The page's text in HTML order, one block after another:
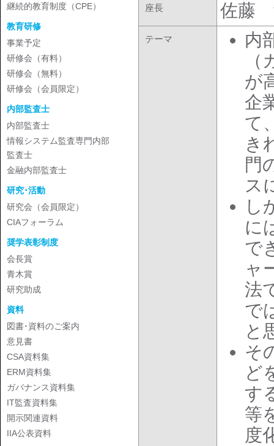
継続的教育制度（CPE）
教育研修
事業予定
研修会（有料）
研修会（無料）
研修会（会員限定）
内部監査士
内部監査士
情報システム監査専門内部
監査士
金融内部監査士
研究･活動
研究会（会員限定）
CIAフォーラム
奨学表彰制度
会長賞
青木賞
研究助成
資料
図書･資料のご案内
意見書
CSA資料集
ERM資料集
ガバナンス資料集
IT監査資料集
開示関連資料
IIA公表資料
座長 佐藤
テーマ
内
が
企
て
き
門
ス
し
に
で
ャ
法
で
と
そ
ど
す
等
度